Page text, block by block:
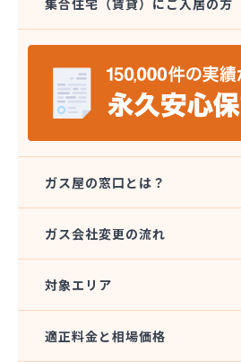
株式会社ミツウロコ 栃木支店
株式会社ミツウロコ 那須店
株式会社ミヤプロ
株式会社ミヤレン
株式会社ヤチネン
株式会社ヤマガス
株式会社稲葉商店
株式会社宇都宮プロパン容器検
株式会社菊泉
株式会社県民ガス保安センター
株式会社高圧容器検査所
株式会社篠田商店
株式会社小野里商店 佐野営業所
ガス屋の窓口とは？
ガス会社変更の流れ
対象エリア
適正料金と相場価格